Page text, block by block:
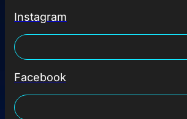
Instagram
Facebook